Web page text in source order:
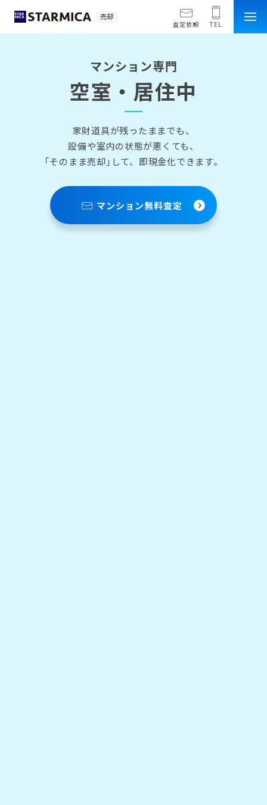
売却
査定依頼 TEL
マンション専門
空室・居住中
家財道具が残ったままでも、
設備や室内の状態が悪くても、
｢そのまま売却｣して、即現金化できます。
マンション無料査定